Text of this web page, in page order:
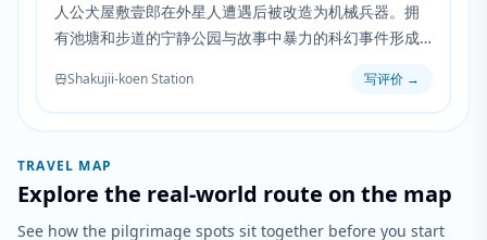
人公犬屋敷壹郎在外星人遭遇后被改造为机械兵器。拥
有池塘和步道的宁静公园与故事中暴力的科幻事件形成
Shakujii-koen Station 写评价 →
TRAVEL MAP
Explore the real-world route on the map
See how the pilgrimage spots sit together before you start